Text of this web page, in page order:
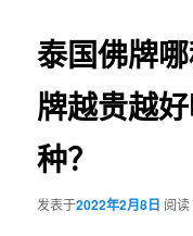
泰国佛牌
牌越贵越
种？
发表于2022年2月8日 阅